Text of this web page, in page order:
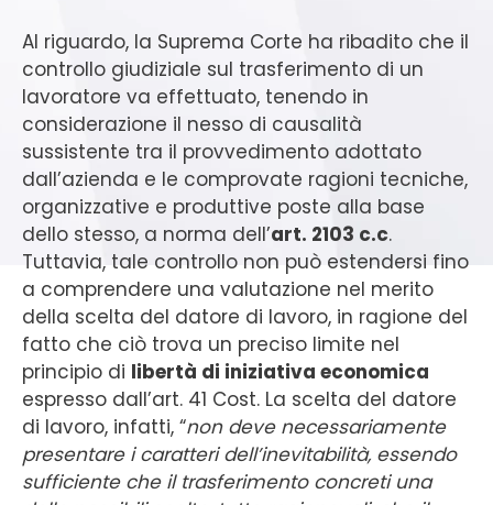
Al riguardo, la Suprema Corte ha ribadito che il
controllo giudiziale sul trasferimento di un
lavoratore va effettuato, tenendo in
considerazione il nesso di causalità
sussistente tra il provvedimento adottato
dall’azienda e le comprovate ragioni tecniche,
organizzative e produttive poste alla base
dello stesso, a norma dell’art. 2103 c.c.
Tuttavia, tale controllo non può estendersi fino
a comprendere una valutazione nel merito
della scelta del datore di lavoro, in ragione del
fatto che ciò trova un preciso limite nel
principio di libertà di iniziativa economica
espresso dall’art. 41 Cost. La scelta del datore
di lavoro, infatti, “non deve necessariamente
presentare i caratteri dell’inevitabilità, essendo
sufficiente che il trasferimento concreti una